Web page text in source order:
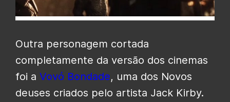
Outra personagem cortada
completamente da versão dos cinemas
foi a Vovó Bondade, uma dos Novos
deuses criados pelo artista Jack Kirby.